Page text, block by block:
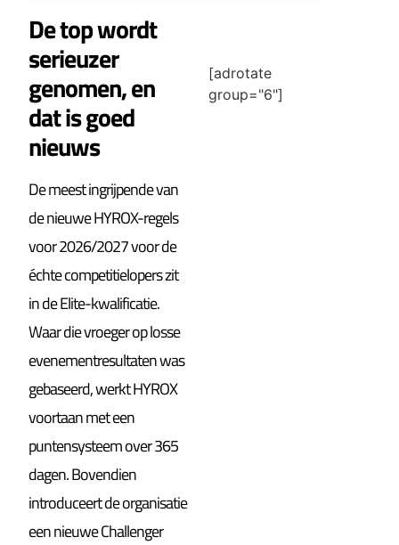
De top wordt
serieuzer
genomen, en
dat is goed
nieuws
De meest ingrijpende van
de nieuwe HYROX-regels
voor 2026/2027 voor de
échte competitielopers zit
in de Elite-kwalificatie.
Waar die vroeger op losse
evenementresultaten was
gebaseerd, werkt HYROX
voortaan met een
puntensysteem over 365
dagen. Bovendien
introduceert de organisatie
een nieuwe Challenger
[adrotate
group="6"]